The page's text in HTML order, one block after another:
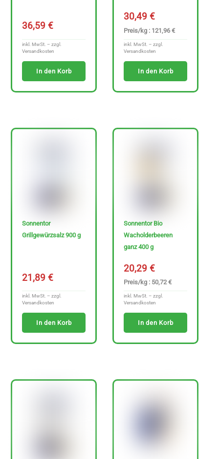
36,59€
inkl. MwSt. – zzgl.
Versandkosten
In den Korb
30,49€
Preis/kg : 121,96 €
inkl. MwSt. – zzgl.
Versandkosten
In den Korb
Sonnentor
Grillgewürzsalz 900 g
21,89€
inkl. MwSt. – zzgl.
Versandkosten
In den Korb
Sonnentor Bio
Wacholderbeeren
ganz 400 g
20,29€
Preis/kg : 50,72 €
inkl. MwSt. – zzgl.
Versandkosten
In den Korb